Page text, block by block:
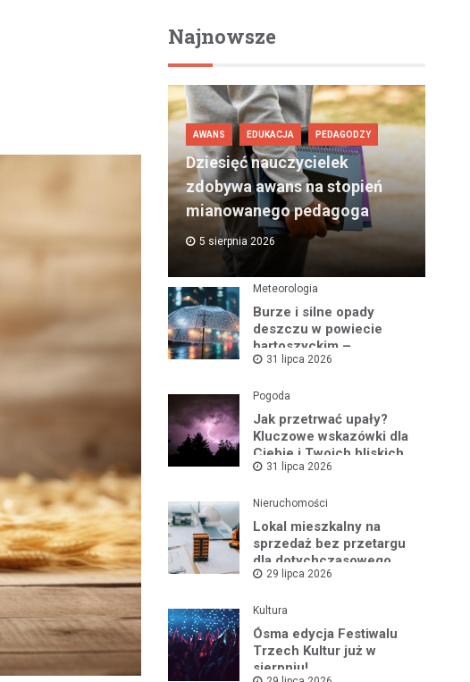
Najnowsze
AWANS EDUKACJA PEDAGODZY
Dziesięć nauczycielek
zdobywa awans na stopień
mianowanego pedagoga
5 sierpnia 2026
Meteorologia
Burze i silne opady
deszczu w powiecie
bartoszyckim –
ostrzeżenie nr 93
31 lipca 2026
Pogoda
Jak przetrwać upały?
Kluczowe wskazówki dla
Ciebie i Twoich bliskich
31 lipca 2026
Nieruchomości
Lokal mieszkalny na
sprzedaż bez przetargu
dla dotychczasowego
najemcy w Bartoszycach
29 lipca 2026
Kultura
Ósma edycja Festiwalu
Trzech Kultur już w
sierpniu!